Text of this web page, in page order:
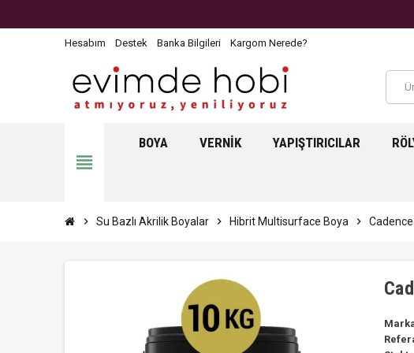
Hesabım Destek Banka Bilgileri Kargom Nerede?
view_headline
BOYA VERNIK YAPIŞTIRICILAR
chevron_right Su Bazlı Akrilik Boyalar chevron_right Hibrit Multisurface Boya chevron_right